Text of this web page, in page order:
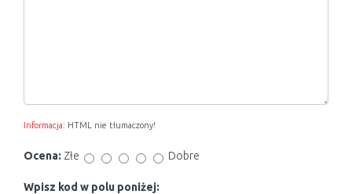
Informacja: HTML nie tłumaczony!
Ocena: Złe Dobre
Wpisz kod w polu poniżej: